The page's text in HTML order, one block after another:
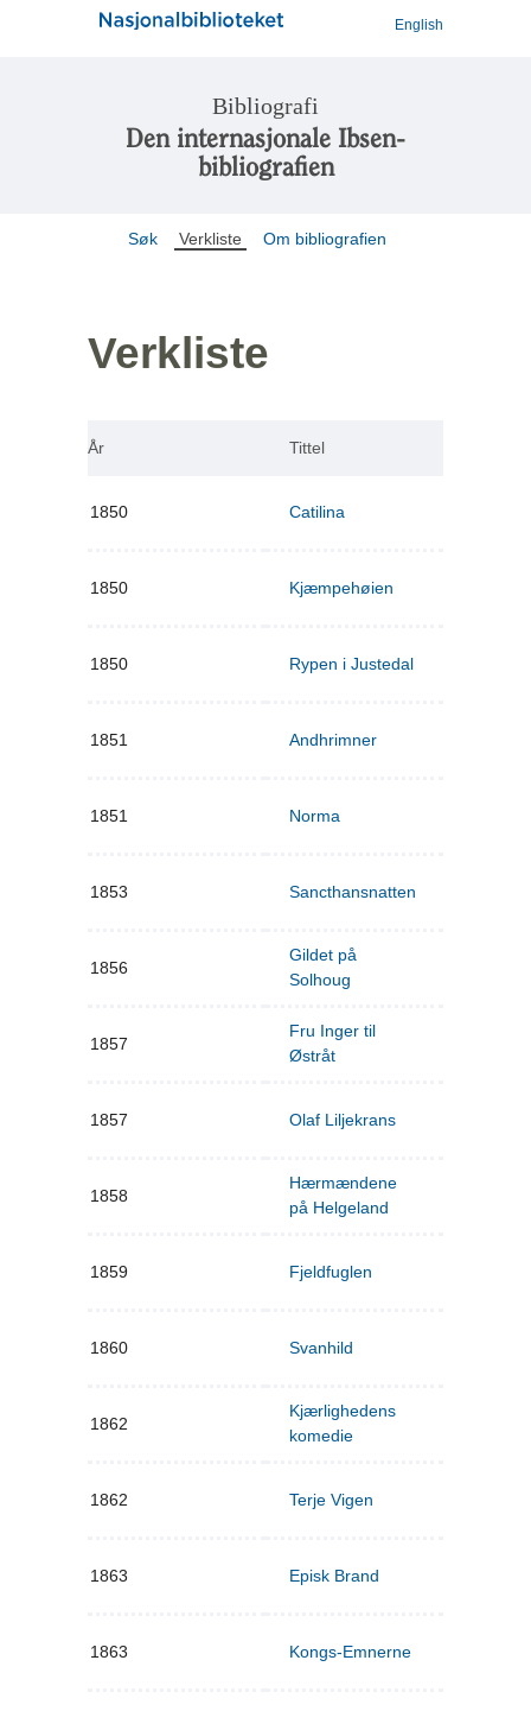
English
Bibliografi
Den internasjonale Ibsen-
bibliografien
Søk Verkliste Om bibliografien
Verkliste
År Tittel
1850 Catilina
1850 Kjæmpehøien
1850 Rypen i Justedal
1851 Andhrimner
1851 Norma
1853 Sancthansnatten
1856
Gildet på
Solhoug
1857
Fru Inger til
Østråt
1857 Olaf Liljekrans
1858
Hærmændene
på Helgeland
1859 Fjeldfuglen
1860 Svanhild
1862
Kjærlighedens
komedie
1862 Terje Vigen
1863 Episk Brand
1863 Kongs-Emnerne